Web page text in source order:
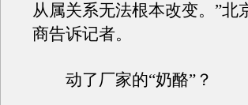
从属关系无法根本改变。”北
商告诉记者。
动了厂家的“奶酪”？